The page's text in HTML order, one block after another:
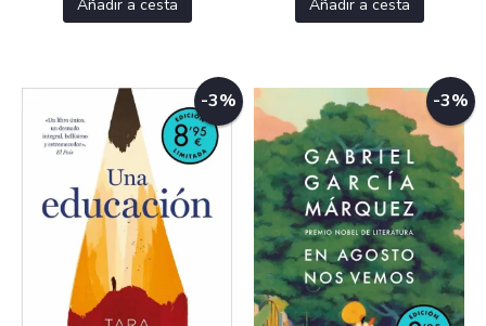
Añadir a cesta Añadir a cesta
-3% -3%